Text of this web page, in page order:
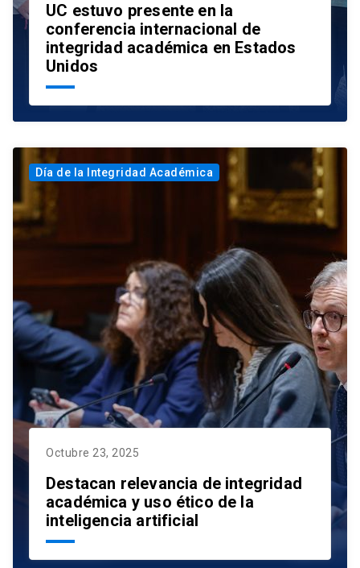
UC estuvo presente en la
conferencia internacional de
integridad académica en Estados
Unidos
Octubre 23, 2025
Destacan relevancia de integridad
académica y uso ético de la
inteligencia artificial
Día de la Integridad Académica